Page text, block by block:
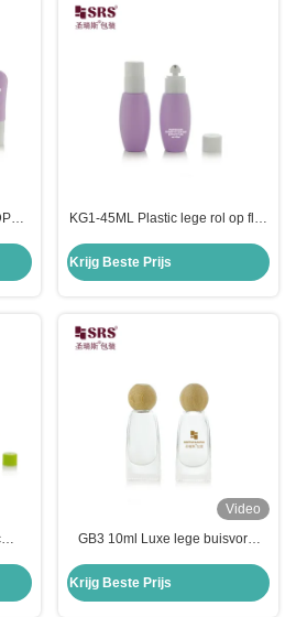
KG1-45ML Plastic lege rol op fles
applicator
Krijg Beste Prijs
Video
GB3 10ml Luxe lege buisvorm
essentiële olie
Krijg Beste Prijs